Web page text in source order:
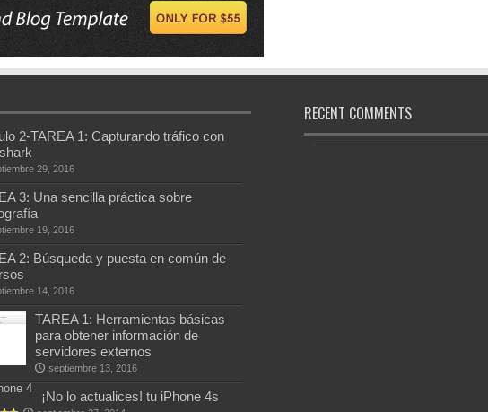
2-TAREA 1: Capturando tráfico con
29, 2016
3: Una sencilla práctica sobre
19, 2016
2: Búsqueda y puesta en común de
14, 2016
TAREA 1: Herramientas básicas
para obtener información de
servidores externos
septiembre 13, 2016
¡No lo actualices! tu iPhone 4s
RECENT COMMENTS